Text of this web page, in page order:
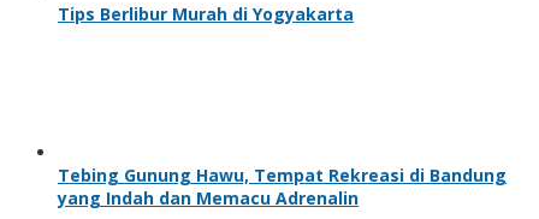
Tips Berlibur Murah di Yogyakarta
Tebing Gunung Hawu, Tempat Rekreasi di Bandung
yang Indah dan Memacu Adrenalin